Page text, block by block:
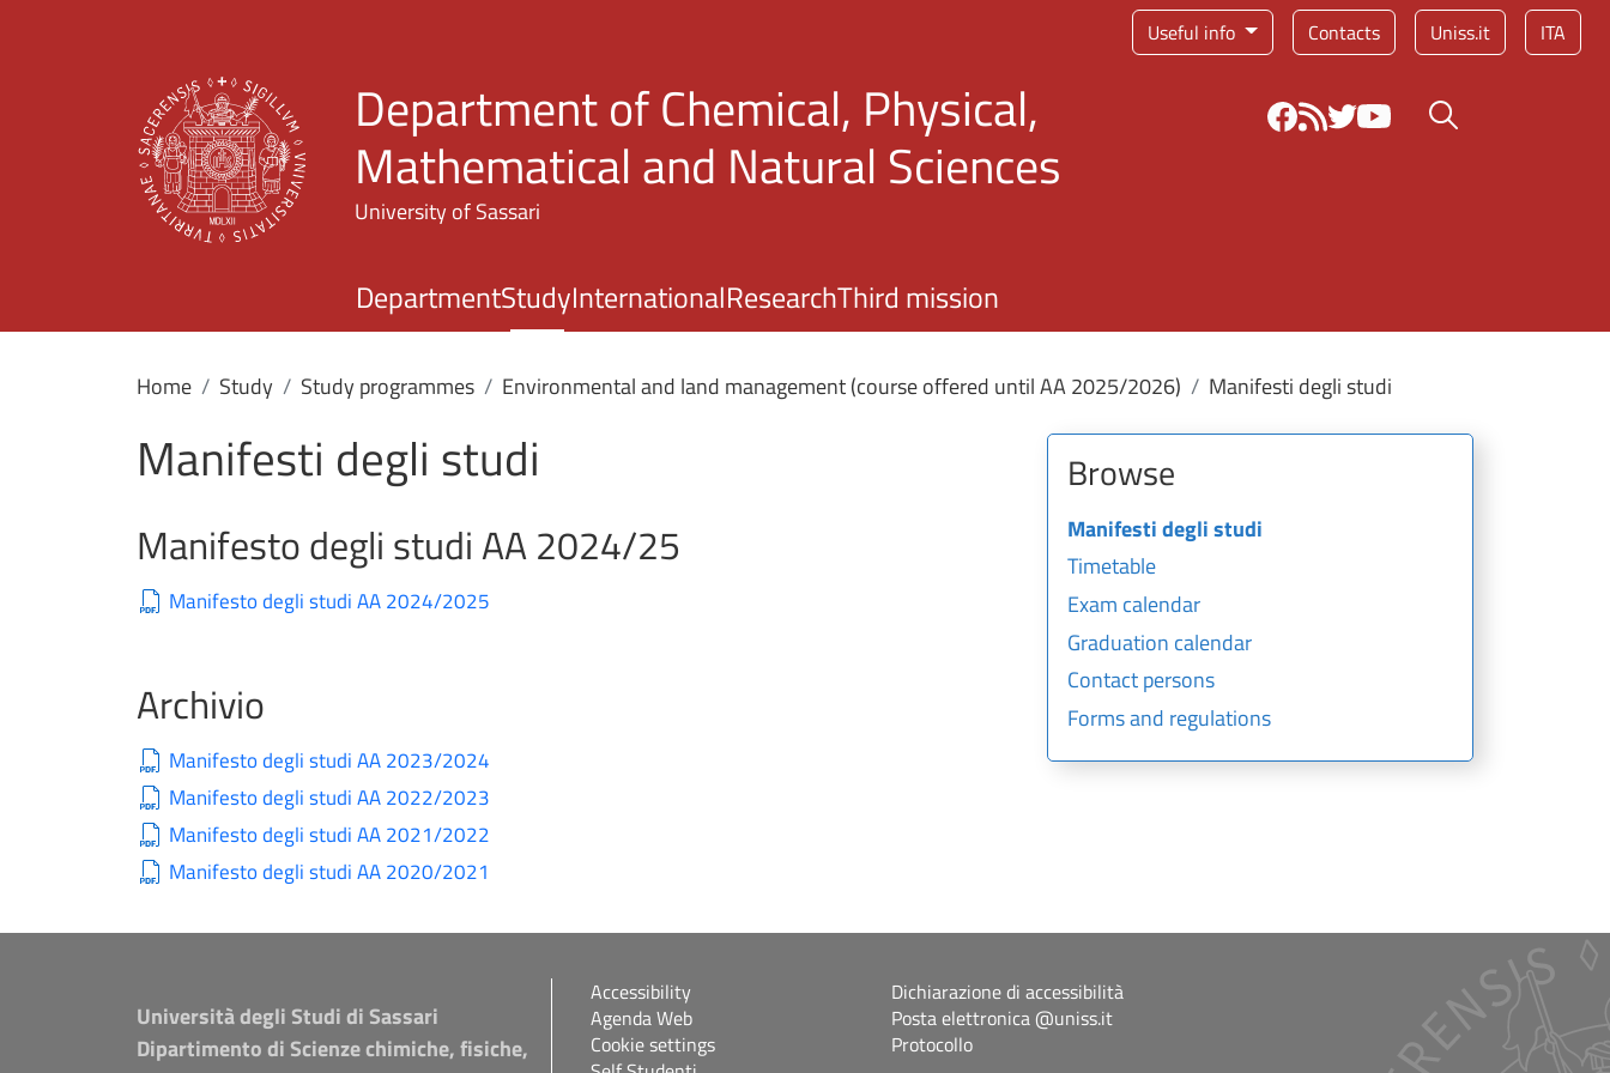
Useful info Service menu
Contacts Uniss.it ITA
Department of Chemical, Physical,
Mathematical and Natural Sciences
University of Sassari
Search button
DepartmentStudyInternationalResearchThird mission
Home Study Study programmes Environmental and land management (course offered until AA 2025/2026) Manifesti degli studi
Manifesti degli studi
Manifesto degli studi AA 2024/25
Manifesto degli studi AA 2024/2025
Archivio
Manifesto degli studi AA 2023/2024
Manifesto degli studi AA 2022/2023
Manifesto degli studi AA 2021/2022
Manifesto degli studi AA 2020/2021
Browse
Manifesti degli studi
Timetable
Exam calendar
Graduation calendar
Contact persons
Forms and regulations
Università degli Studi di Sassari
Dipartimento di Scienze chimiche, fisiche,
Accessibility
Agenda Web
Cookie settings
Dichiarazione di accessibilità
Posta elettronica @uniss.it
Protocollo